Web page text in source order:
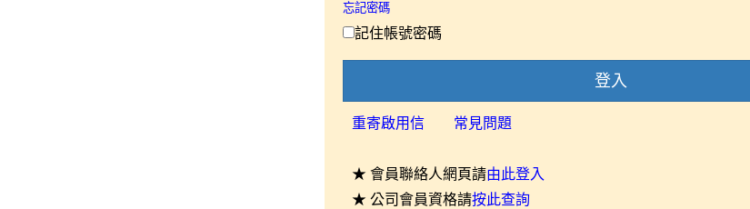
忘記密碼
記住帳號密碼
登入
重寄啟用信 常見問題
★ 會員聯絡人網頁請由此登入
★ 公司會員資格請按此查詢